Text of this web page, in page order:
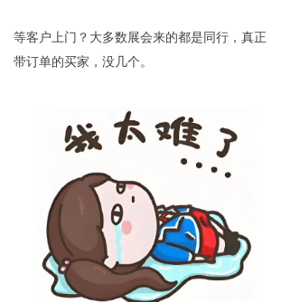
等客户上门？大多数展会来的都是同行，真正
带订单的买家，没几个。